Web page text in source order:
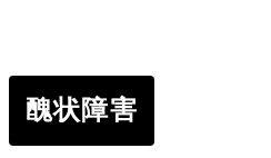
醜状障害